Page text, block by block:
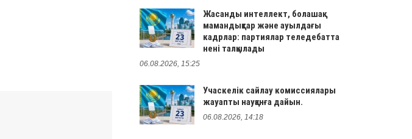
Жасанды интеллект, болашақ
мамандықтар және ауылдағы
кадрлар: партиялар теледебатта
нені талқылады
06.08.2026, 15:25
Учаскелік сайлау комиссиялары
жауапты науқанға дайын.
06.08.2026, 14:18